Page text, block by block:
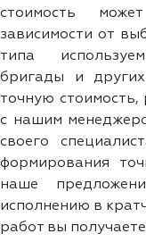
стоимость
зависимости от
типа
бригады и
точную стоимость,
с нашим
своего
формирования
наше
исполнению в
работ вы